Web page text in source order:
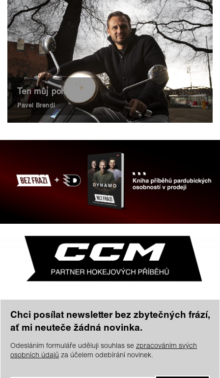
Ten můj pohled...
Pavel Brendl
Chci posílat newsletter bez zbytečných frází,
ať mi neuteče žádná novinka.
Odesláním formuláře uděluji souhlas se zpracováním svých
osobních údajů za účelem odebírání novinek.